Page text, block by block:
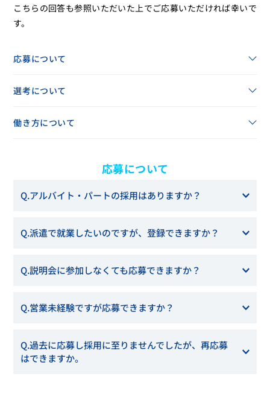
こちらの回答も参照いただいた上でご応募いただければ幸いで
す。
応募について
選考について
働き方について
応募について
Q.アルバイト・パートの採用はありますか？
A.アルバイト・パートの採用も積極的に行っています。
アル
Q.派遣で就業したいのですが、登録できますか？
A. ご登録いただけます。派遣の登録・仕事情報については、
Q.説明会に参加しなくても応募できますか？
A.応募可能です。書類選考からとなります。
Q.営業未経験ですが応募できますか？
A.応募いただけます。営業未経験からチャレンジしたメンバ
ーが多数在籍しています。
Q.過去に応募し採用に至りませんでしたが、再応募
はできますか。